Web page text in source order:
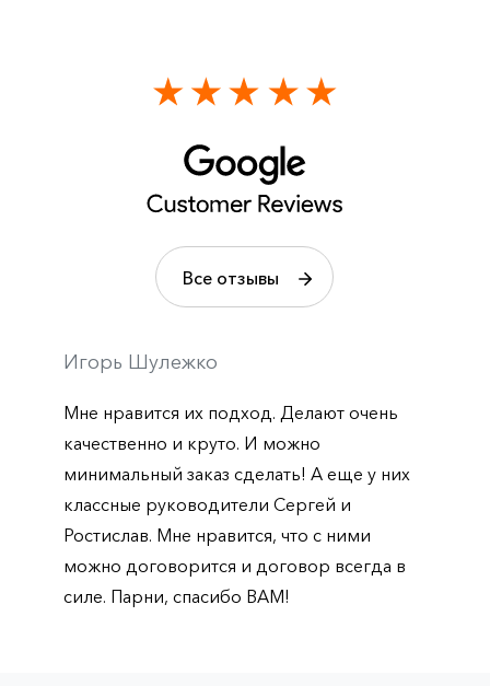
Все отзывы
Игорь Шулежко
Мне нравится их подход. Делают очень
качественно и круто. И можно
минимальный заказ сделать! А еще у них
классные руководители Сергей и
Ростислав. Мне нравится, что с ними
можно договорится и договор всегда в
силе. Парни, спасибо ВАМ!